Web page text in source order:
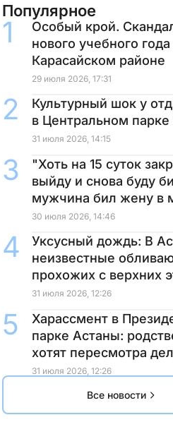
Популярное
Особый крой.
нового учебного года
Карасайском районе
29 июля 2026, 17:31
Культурный шок у
в Центральном
31 июля 2026, 14:15
"Хоть на 15 суток
выйду и снова буду
мужчина бил жену в
30 июля 2026, 14:46
Уксусный дождь: В
неизвестные
прохожих с верхних
31 июля 2026, 12:26
Харассмент в
парке Астаны:
хотят пересмотра
31 июля 2026, 12:26
Все новости